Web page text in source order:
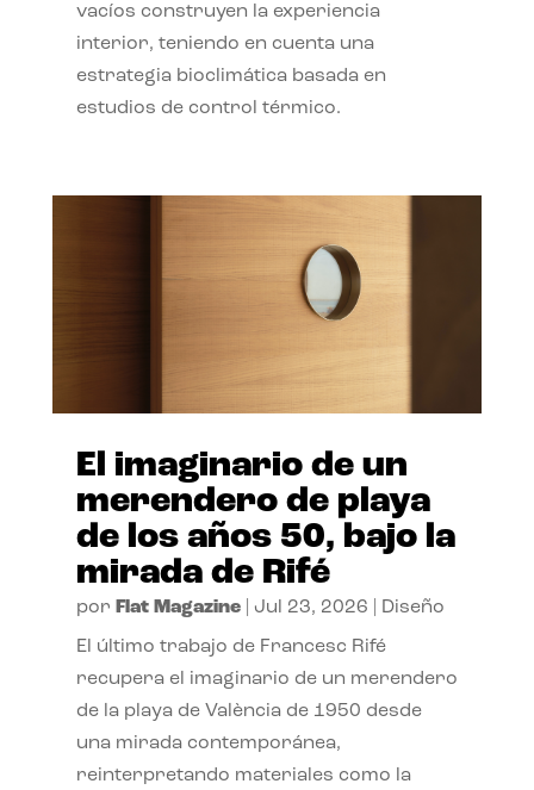
vacíos construyen la experiencia
interior, teniendo en cuenta una
estrategia bioclimática basada en
estudios de control térmico.
El imaginario de un
merendero de playa
de los años 50, bajo la
mirada de Rifé
por Flat Magazine| Jul 23, 2026 Diseño
El último trabajo de Francesc Rifé
recupera el imaginario de un merendero
de la playa de València de 1950 desde
una mirada contemporánea,
reinterpretando materiales como la